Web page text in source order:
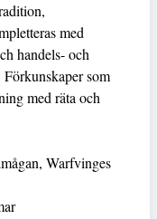
med
handels- och
som
med räta och
Warfvinges